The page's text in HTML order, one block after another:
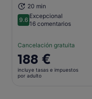
20 min
9.69.6 sobre 10
Excepcional
16 comentarios
Cancelación gratuita
El
precio
es
188 €
incluye tasas e impuestos
por adulto